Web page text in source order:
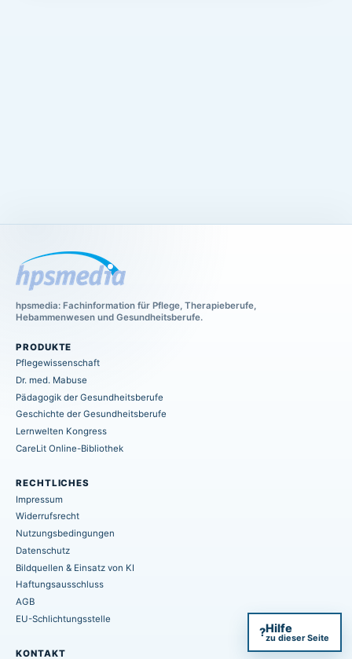
hpsmedia: Fachinformation für Pflege, Therapieberufe,
Hebammenwesen und Gesundheitsberufe.
PRODUKTE
Pflegewissenschaft
Dr. med. Mabuse
Pädagogik der Gesundheitsberufe
Geschichte der Gesundheitsberufe
Lernwelten Kongress
CareLit Online-Bibliothek
RECHTLICHES
Impressum
Widerrufsrecht
Nutzungsbedingungen
Datenschutz
Bildquellen & Einsatz von KI
Haftungsausschluss
AGB
EU-Schlichtungsstelle
KONTAKT
?Hilfe
zu dieser Seite